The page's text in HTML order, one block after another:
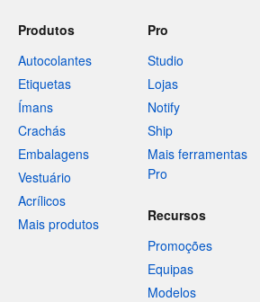
Produtos
Autocolantes
Etiquetas
Ímans
Crachás
Embalagens
Vestuário
Acrílicos
Mais produtos
Pro
Studio
Lojas
Notify
Ship
Mais ferramentas
Pro
Recursos
Promoções
Equipas
Modelos